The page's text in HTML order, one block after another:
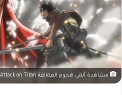
مشاهدة أنمي هجوم العمالقة Attack on Titan الموسم الرابع